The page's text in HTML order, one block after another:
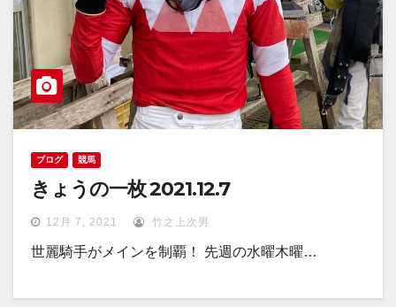
ブログ 競馬
きょうの一枚 2021.12.7
12月 7, 2021 竹之上次男
世麗騎手がメインを制覇！ 先週の水曜木曜…